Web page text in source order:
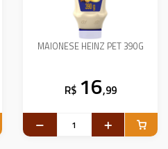
MAIONESE HEINZ PET 390G
R$ 16,99